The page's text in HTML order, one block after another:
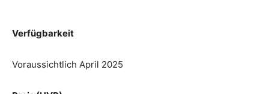
Verfügbarkeit
Voraussichtlich April 2025